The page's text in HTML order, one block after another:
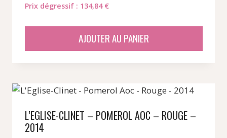
Prix dégressif : 134,84 €
AJOUTER AU PANIER
L’EGLISE-CLINET – POMEROL AOC – ROUGE –
2014